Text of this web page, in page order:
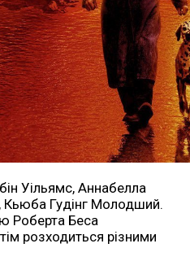
Уільямс, Аннабелла
Гудінг Молодший.
Роберта Беса
розходиться різними